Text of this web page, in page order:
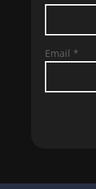
Email *